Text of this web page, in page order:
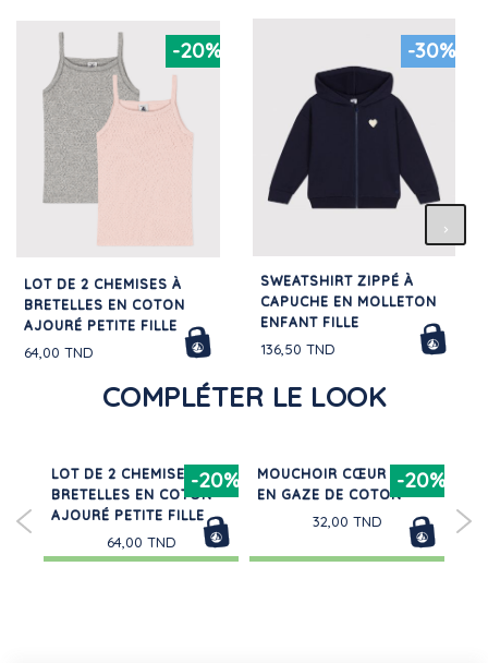
-20%
LOT DE 2 CHEMISES À
BRETELLES EN COTON
AJOURÉ PETITE FILLE
64,00 TND
-30%
SWEATSHIRT ZIPPÉ À
CAPUCHE EN MOLLETON
ENFANT FILLE
136,50 TND
COMPLÉTER LE LOOK
-20%
LOT DE 2 CHEMISES À
BRETELLES EN COTON
AJOURÉ PETITE FILLE
64,00 TND
-20%
MOUCHOIR CŒUR BÉBÉ
EN GAZE DE COTON
32,00 TND